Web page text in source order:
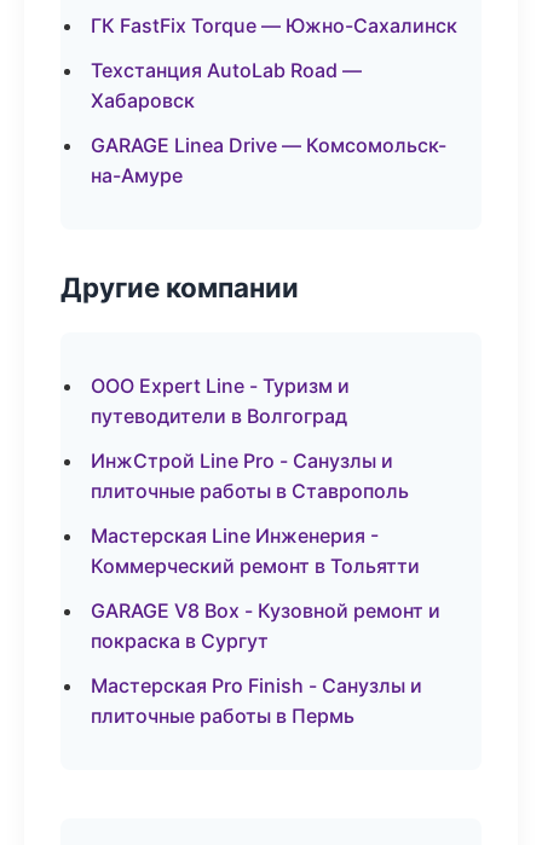
ГК FastFix Torque — Южно-Сахалинск
Техстанция AutoLab Road —
Хабаровск
GARAGE Linea Drive — Комсомольск-
на-Амуре
Другие компании
ООО Expert Line - Туризм и
путеводители в Волгоград
ИнжСтрой Line Pro - Санузлы и
плиточные работы в Ставрополь
Мастерская Line Инженерия -
Коммерческий ремонт в Тольятти
GARAGE V8 Box - Кузовной ремонт и
покраска в Сургут
Мастерская Pro Finish - Санузлы и
плиточные работы в Пермь